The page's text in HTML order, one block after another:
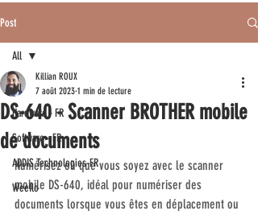
Post
All
Hardware - FR
Software - FR
ADDIS Technologies-FR
Weeflo
All
DS-640 - Scanner BROTHER mobile
de documents
Killian ROUX
7 août 2023 1 min de lecture
Numérisez où que vous soyez avec le scanner
mobile DS-640, idéal pour numériser des
documents lorsque vous êtes en déplacement ou